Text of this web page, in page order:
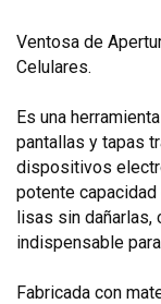
Ventosa de
Celulares.
Es una
pantallas y tapas
dispositivos
potente
lisas sin dañarlas,
indispensable
Fabricada con